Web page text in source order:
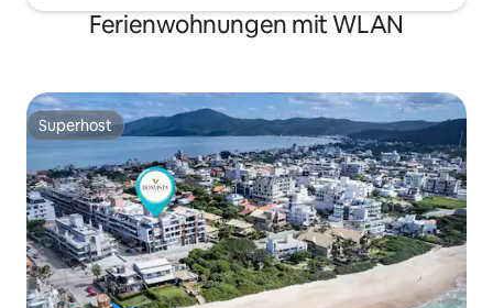
Ferienwohnungen mit WLAN
Superhost
Superhost